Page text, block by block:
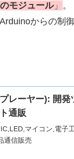
モジュール」 。
からの制御
レーヤー): 開発
通販
マイコン,電子
通信販売